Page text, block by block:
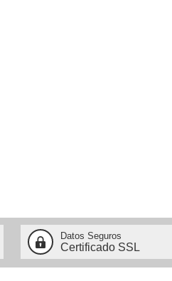
Datos Seguros
Certificado SSL